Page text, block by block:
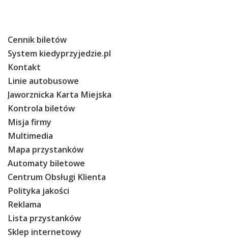
Cennik biletów
System kiedyprzyjedzie.pl
Kontakt
Linie autobusowe
Jaworznicka Karta Miejska
Kontrola biletów
Misja firmy
Multimedia
Mapa przystanków
Automaty biletowe
Centrum Obsługi Klienta
Polityka jakości
Reklama
Lista przystanków
Sklep internetowy